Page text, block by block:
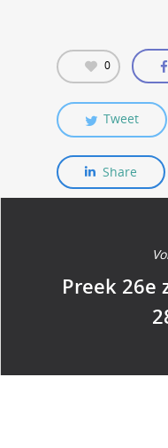
0
Tweet
Share
Preek 26e